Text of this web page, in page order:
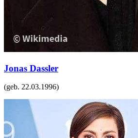
Jonas Dassler
(geb. 22.03.1996)